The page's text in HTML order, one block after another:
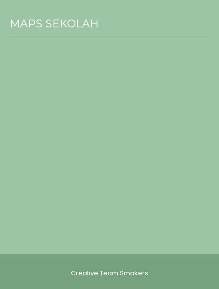
MAPS SEKOLAH
Creative Team Smakers